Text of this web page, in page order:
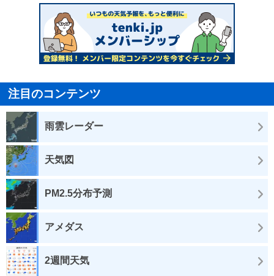
注目のコンテンツ
雨雲レーダー
天気図
PM2.5分布予測
アメダス
2週間天気